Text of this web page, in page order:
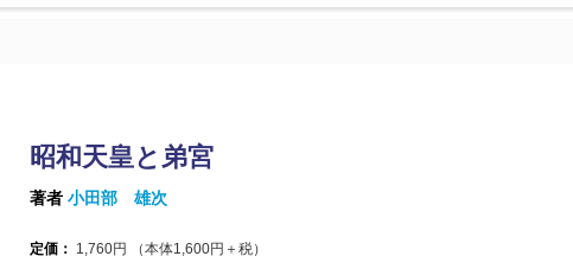
昭和天皇と弟宮
著者 小田部 雄次
定価： 1,760円 （本体1,600円＋税）